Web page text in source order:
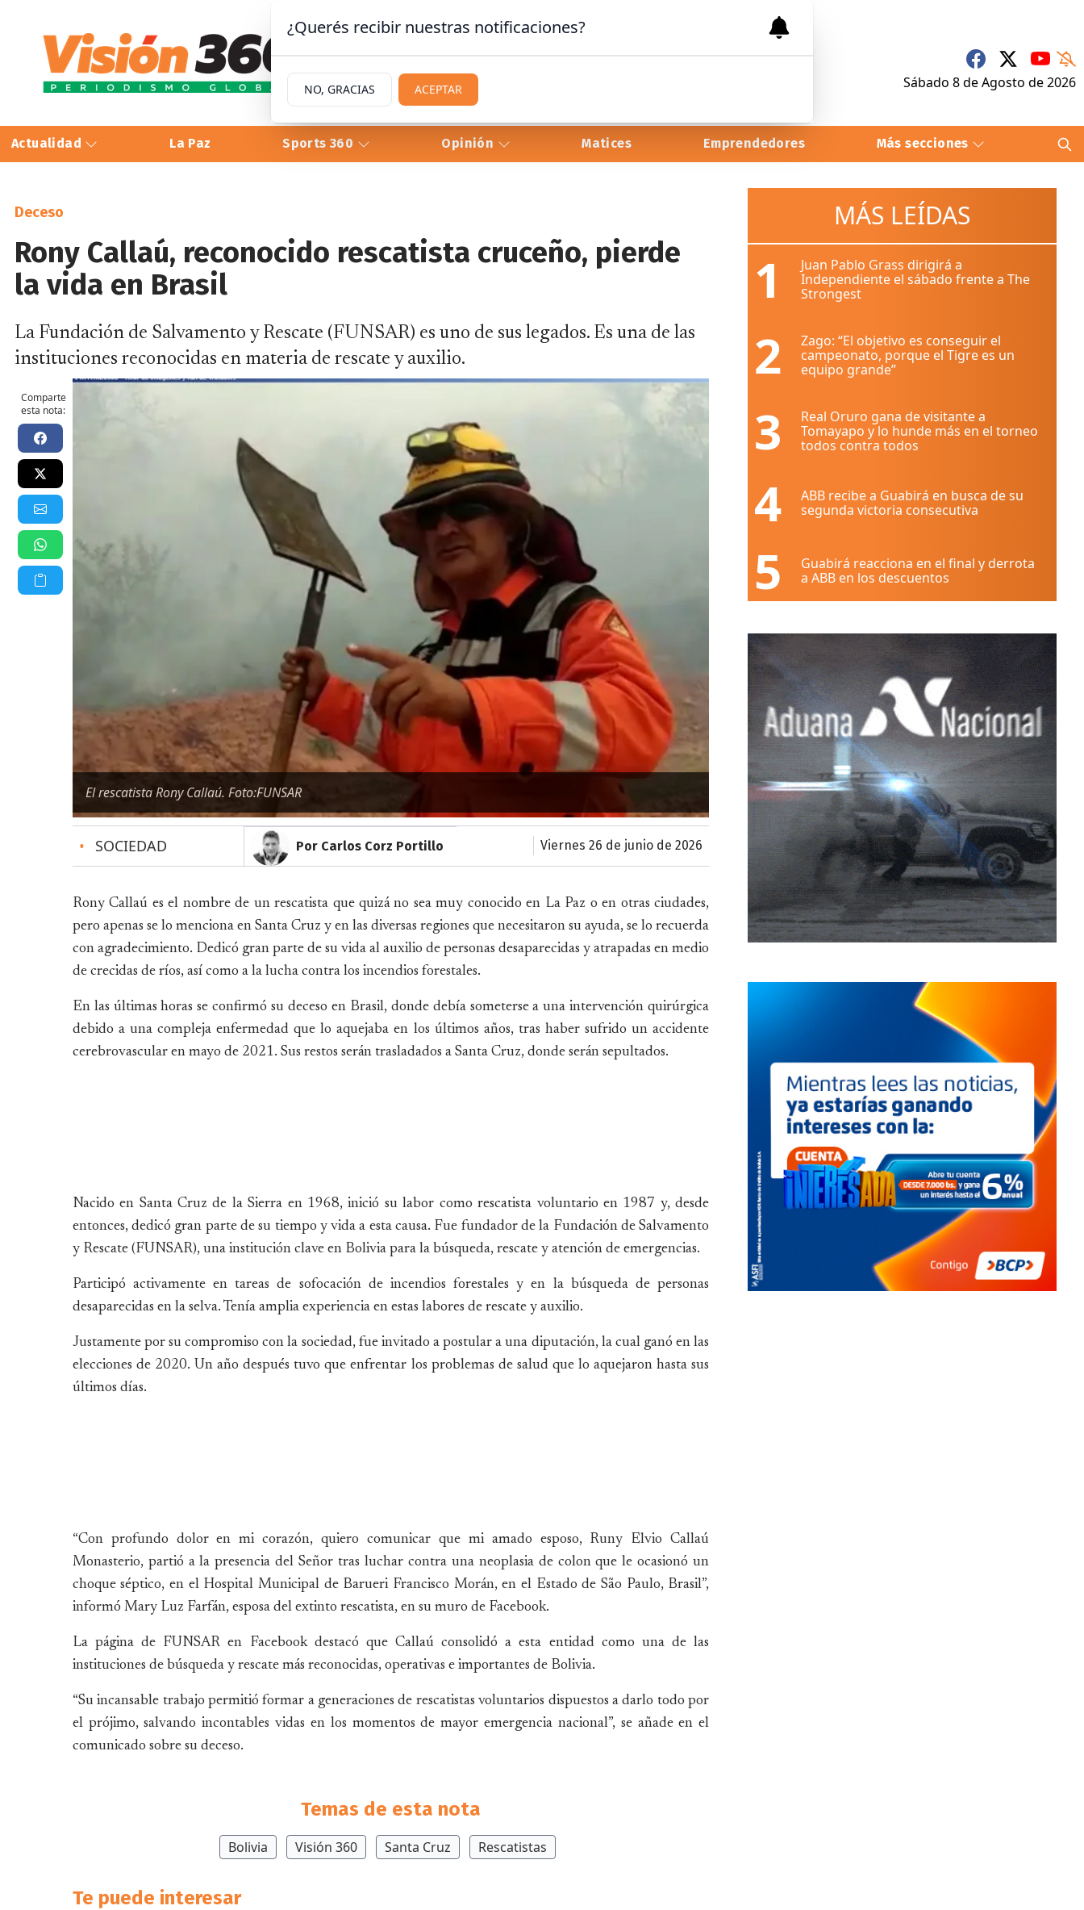
Sábado 8deAgosto de 2026
Actualidad La Paz Sports 360 Opinión Matices Emprendedores Más secciones
Deceso
Rony Callaú, reconocido rescatista cruceño, pierde
la vida en Brasil
La Fundación de Salvamento y Rescate (FUNSAR) es uno de sus legados. Es una de las
instituciones reconocidas en materia de rescate y auxilio.
Comparte
esta nota:
El rescatista Rony Callaú. Foto:FUNSAR
• SOCIEDAD Por Carlos Corz Portillo viernes 26 de junio de 2026
Rony Callaú es el nombre de un rescatista que quizá no sea muy conocido en La Paz o en otras ciudades,
pero apenas se lo menciona en Santa Cruz y en las diversas regiones que necesitaron su ayuda, se lo recuerda
con agradecimiento. Dedicó gran parte de su vida al auxilio de personas desaparecidas y atrapadas en medio
de crecidas de ríos, así como a la lucha contra los incendios forestales.
En las últimas horas se confirmó su deceso en Brasil, donde debía someterse a una intervención quirúrgica
debido a una compleja enfermedad que lo aquejaba en los últimos años, tras haber sufrido un accidente
cerebrovascular en mayo de 2021. Sus restos serán trasladados a Santa Cruz, donde serán sepultados.
Nacido en Santa Cruz de la Sierra en 1968, inició su labor como rescatista voluntario en 1987 y, desde
entonces, dedicó gran parte de su tiempo y vida a esta causa. Fue fundador de la Fundación de Salvamento
y Rescate (FUNSAR), una institución clave en Bolivia para la búsqueda, rescate y atención de emergencias.
Participó activamente en tareas de sofocación de incendios forestales y en la búsqueda de personas
desaparecidas en la selva. Tenía amplia experiencia en estas labores de rescate y auxilio.
Justamente por su compromiso con la sociedad, fue invitado a postular a una diputación, la cual ganó en las
elecciones de 2020. Un año después tuvo que enfrentar los problemas de salud que lo aquejaron hasta sus
últimos días.
“Con profundo dolor en mi corazón, quiero comunicar que mi amado esposo, Runy Elvio Callaú
Monasterio, partió a la presencia del Señor tras luchar contra una neoplasia de colon que le ocasionó un
choque séptico, en el Hospital Municipal de Barueri Francisco Morán, en el Estado de São Paulo, Brasil”,
informó Mary Luz Farfán, esposa del extinto rescatista, en su muro de Facebook.
La página de FUNSAR en Facebook destacó que Callaú consolidó a esta entidad como una de las
instituciones de búsqueda y rescate más reconocidas, operativas e importantes de Bolivia.
“Su incansable trabajo permitió formar a generaciones de rescatistas voluntarios dispuestos a darlo todo por
el prójimo, salvando incontables vidas en los momentos de mayor emergencia nacional”, se añade en el
comunicado sobre su deceso.
Temas de esta nota
Bolivia Visión 360 Santa Cruz Rescatistas
Te puede interesar
MÁS LEÍDAS
1
Juan Pablo Grass dirigirá a
Independiente el sábado frente a The
Strongest
2
Zago: “El objetivo es conseguir el
campeonato, porque el Tigre es un
equipo grande”
3
Real Oruro gana de visitante a
Tomayapo y lo hunde más en el torneo
todos contra todos
4
ABB recibe a Guabirá en busca de su
segunda victoria consecutiva
5
Guabirá reacciona en el final y derrota
a ABB en los descuentos
¿Querés recibir nuestras notificaciones?
NO, GRACIAS ACEPTAR